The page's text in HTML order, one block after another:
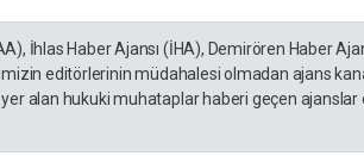
İhlas Haber Ajansı (İHA), Demirören Haber
editörlerinin müdahalesi olmadan ajans
alan hukuki muhataplar haberi geçen